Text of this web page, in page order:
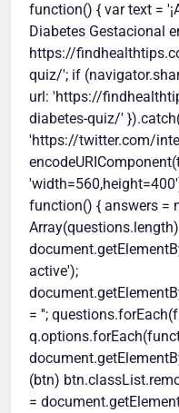
function() { var text =
Diabetes Gestacional
https://
quiz/'; if
url: 'https://
diabetes-quiz/'
'https://twitter.com/
function() { answers =
active');
= '';
(btn)
=